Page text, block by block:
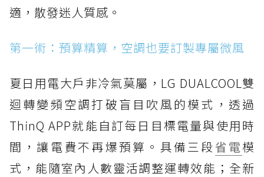
適，散發迷人質感。
第一術：預算精算，空調也要訂製專屬微風
夏日用電大戶非冷氣莫屬，LG DUALCOOL雙
迴轉變頻空調打破盲目吹風的模式，透過
ThinQ APP就能自訂每日目標電量與使用時
間，讓電費不再爆預算。具備三段省電模
式，能隨室內人數靈活調整運轉效能；全新